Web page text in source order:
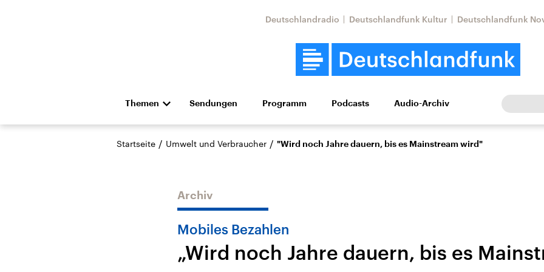
Deutschlandradio Deutschlandfunk Kultur Deutschlandfunk
Themen
Die Nachrichten Politik Wirtschaft Wissen Kultur Europa
Hörspiel und Feature Musik
Landtagswahl Sachsen-
Anhalt 2026
USA
Nahostkonflikt
Aktuelle Lage und
Iran
Sendungen Programm Podcasts Audio-Archiv
Startseite / Umwelt und Verbraucher / "Wird noch Jahre dauern, bis es Mainstream wird"
Archiv
Mobiles Bezahlen
„Wird noch Jahre dauern, bis es